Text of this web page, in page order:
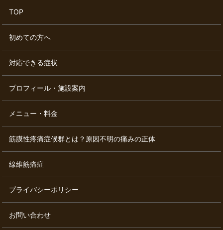
TOP
初めての方へ
対応できる症状
プロフィール・施設案内
メニュー・料金
筋膜性疼痛症候群とは？原因不明の痛みの正体
線維筋痛症
プライバシーポリシー
お問い合わせ